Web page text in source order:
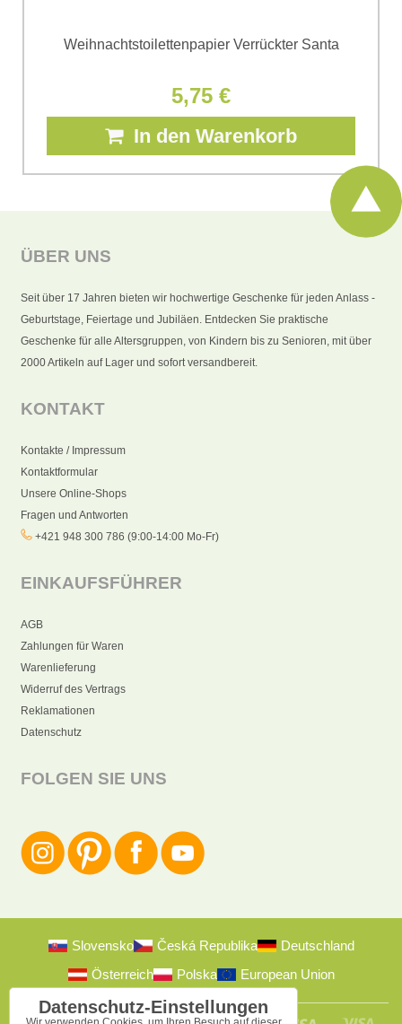
Weihnachtstoilettenpapier Verrückter Santa
5,75 €
In den Warenkorb
ÜBER UNS
Seit über 17 Jahren bieten wir hochwertige Geschenke für jeden Anlass -
Geburtstage, Feiertage und Jubiläen. Entdecken Sie praktische
Geschenke für alle Altersgruppen, von Kindern bis zu Senioren, mit über
2000 Artikeln auf Lager und sofort versandbereit.
KONTAKT
Kontakte / Impressum
Kontaktformular
Unsere Online-Shops
Fragen und Antworten
+421 948 300 786 (9:00-14:00 Mo-Fr)
EINKAUFSFÜHRER
AGB
Zahlungen für Waren
Warenlieferung
Widerruf des Vertrags
Reklamationen
Datenschutz
FOLGEN SIE UNS
Slovensko Česká Republika
Deutschland
Österreich
Polska European Union
Datenschutz-Einstellungen